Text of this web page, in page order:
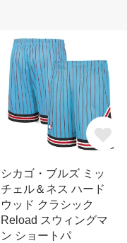
シカゴ・ブルズ ミッ
チェル＆ネス ハード
ウッド クラシック
Reload スウィングマ
ン ショートパ